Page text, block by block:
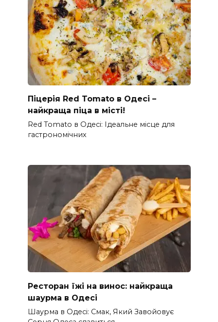
Піцерія Red Tomato в Одесі –
найкраща піца в місті!
Red Tomato в Одесі: Ідеальне місце для
гастрономічних
Ресторан їжі на винос: найкраща
шаурма в Одесі
Шаурма в Одесі: Смак, Який Завойовує